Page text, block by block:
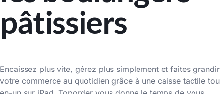
pâtissiers
Encaissez plus vite, gérez plus simplement et faites grandir
votre commerce au quotidien grâce à une caisse tactile